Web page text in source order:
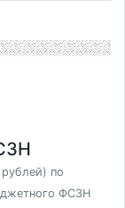
по
ФСЗН